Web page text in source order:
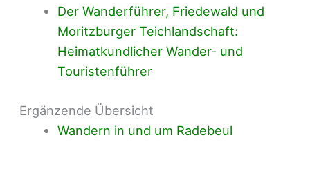
Der Wanderführer, Friedewald und
Moritzburger Teichlandschaft:
Heimatkundlicher Wander- und
Touristenführer
Ergänzende Übersicht
Wandern in und um Radebeul